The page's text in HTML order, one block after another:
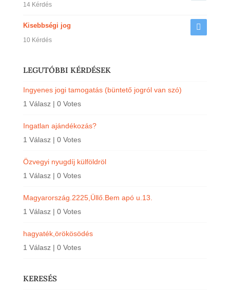
14 Kérdés
Kisebbségi jog
10 Kérdés
LEGUTÓBBI KÉRDÉSEK
Ingyenes jogi tamogatás (büntető jogról van szó)
1 Válasz | 0 Votes
Ingatlan ajándékozás?
1 Válasz | 0 Votes
Özvegyi nyugdíj külföldröl
1 Válasz | 0 Votes
Magyarország.2225,Üllő.Bem apó u.13.
1 Válasz | 0 Votes
hagyaték,örökösödés
1 Válasz | 0 Votes
KERESÉS